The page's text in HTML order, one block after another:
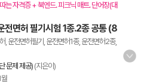
는 자격증 + 북엔드. 피크닉 매트. 단어장(대
전면허 필기시험 1종.2종 공통 (8
, 운전면허필기, 운전면허1종, 운전면허2종,
문제 제공) (지은이)